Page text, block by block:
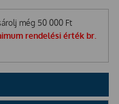
még 50 000 Ft
rendelési érték br.